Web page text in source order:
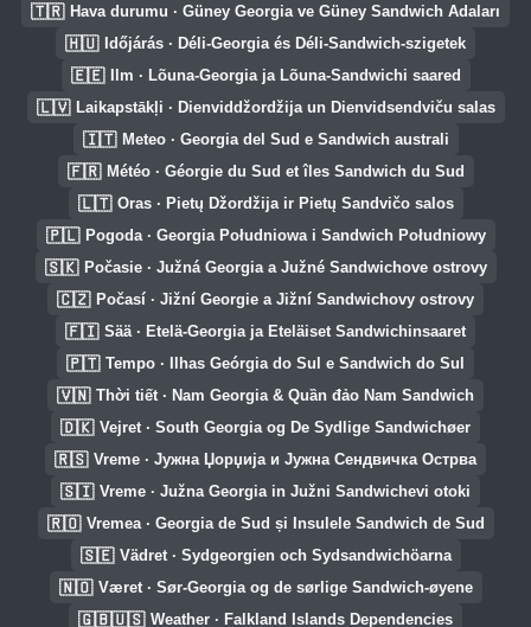
🇹🇷 Hava durumu · Güney Georgia ve Güney Sandwich Adaları
🇭🇺 Időjárás · Déli-Georgia és Déli-Sandwich-szigetek
🇪🇪 Ilm · Lõuna-Georgia ja Lõuna-Sandwichi saared
🇱🇻 Laikapstākļi · Dienviddžordžija un Dienvidsendviču salas
🇮🇹 Meteo · Georgia del Sud e Sandwich australi
🇫🇷 Météo · Géorgie du Sud et îles Sandwich du Sud
🇱🇹 Oras · Pietų Džordžija ir Pietų Sandvičo salos
🇵🇱 Pogoda · Georgia Południowa i Sandwich Południowy
🇸🇰 Počasie · Južná Georgia a Južné Sandwichove ostrovy
🇨🇿 Počasí · Jižní Georgie a Jižní Sandwichovy ostrovy
🇫🇮 Sää · Etelä-Georgia ja Eteläiset Sandwichinsaaret
🇵🇹 Tempo · Ilhas Geórgia do Sul e Sandwich do Sul
🇻🇳 Thời tiết · Nam Georgia & Quần đảo Nam Sandwich
🇩🇰 Vejret · South Georgia og De Sydlige Sandwichøer
🇷🇸 Vreme · Јужна Џорџија и Јужна Сендвичка Острва
🇸🇮 Vreme · Južna Georgia in Južni Sandwichevi otoki
🇷🇴 Vremea · Georgia de Sud și Insulele Sandwich de Sud
🇸🇪 Vädret · Sydgeorgien och Sydsandwichöarna
🇳🇴 Været · Sør-Georgia og de sørlige Sandwich-øyene
🇬🇧🇺🇸 Weather · Falkland Islands Dependencies